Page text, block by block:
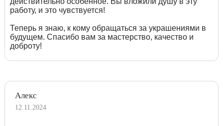
работу, и это чувствуется!
Теперь я знаю, к кому обращаться за украшениями в
будущем. Спасибо вам за мастерство, качество и
доброту!
Алекс
12.11.2024